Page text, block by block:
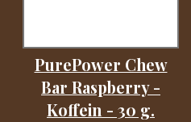
PurePower Chew
Bar Raspberry -
Koffein - 30 g.